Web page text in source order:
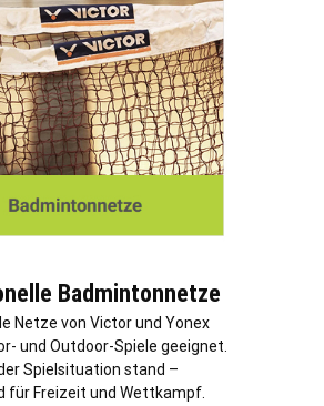
Badmintonnetze
Netze von Victor und Yonex
und Outdoor-Spiele geeignet.
Spielsituation stand –
für Freizeit und Wettkampf.